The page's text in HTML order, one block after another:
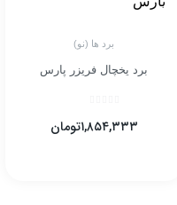
برد ها (نو)
برد یخچال فریزر پارس
تومان۱,۸۵۴,۳۳۳